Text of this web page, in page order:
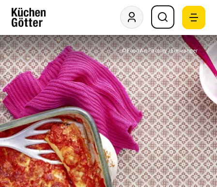
© Food Art Factory / Einwanger